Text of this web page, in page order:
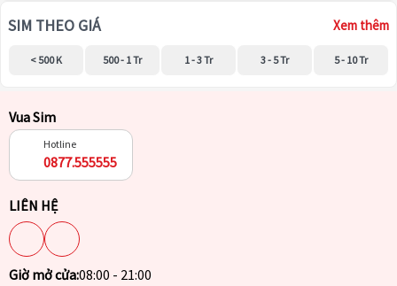
SIM THEO GIÁ Xem thêm
< 500 K 500 - 1 Tr 1 - 3 Tr 3 - 5 Tr 5 - 10 Tr
Vua Sim
Hotline
0877.555555
LIÊN HỆ
Giờ mở cửa:08:00 - 21:00